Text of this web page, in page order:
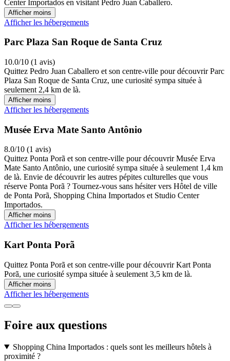
Center Importados en visitant Pedro Juan Caballero.
Afficher moins
Afficher les hébergements
Parc Plaza San Roque de Santa Cruz
10.0/10 (1 avis)
Quittez Pedro Juan Caballero et son centre-ville pour découvrir Parc
Plaza San Roque de Santa Cruz, une curiosité sympa située à
seulement 2,4 km de là.
Afficher moins
Afficher les hébergements
Musée Erva Mate Santo Antônio
8.0/10 (1 avis)
Quittez Ponta Porã et son centre-ville pour découvrir Musée Erva
Mate Santo Antônio, une curiosité sympa située à seulement 1,4 km
de là. Envie de découvrir les autres pépites culturelles que vous
réserve Ponta Porã ? Tournez-vous sans hésiter vers Hôtel de ville
de Ponta Porã, Shopping China Importados et Studio Center
Importados.
Afficher moins
Afficher les hébergements
Kart Ponta Porã
Quittez Ponta Porã et son centre-ville pour découvrir Kart Ponta
Porã, une curiosité sympa située à seulement 3,5 km de là.
Afficher moins
Afficher les hébergements
Foire aux questions
Shopping China Importados : quels sont les meilleurs hôtels à
proximité ?